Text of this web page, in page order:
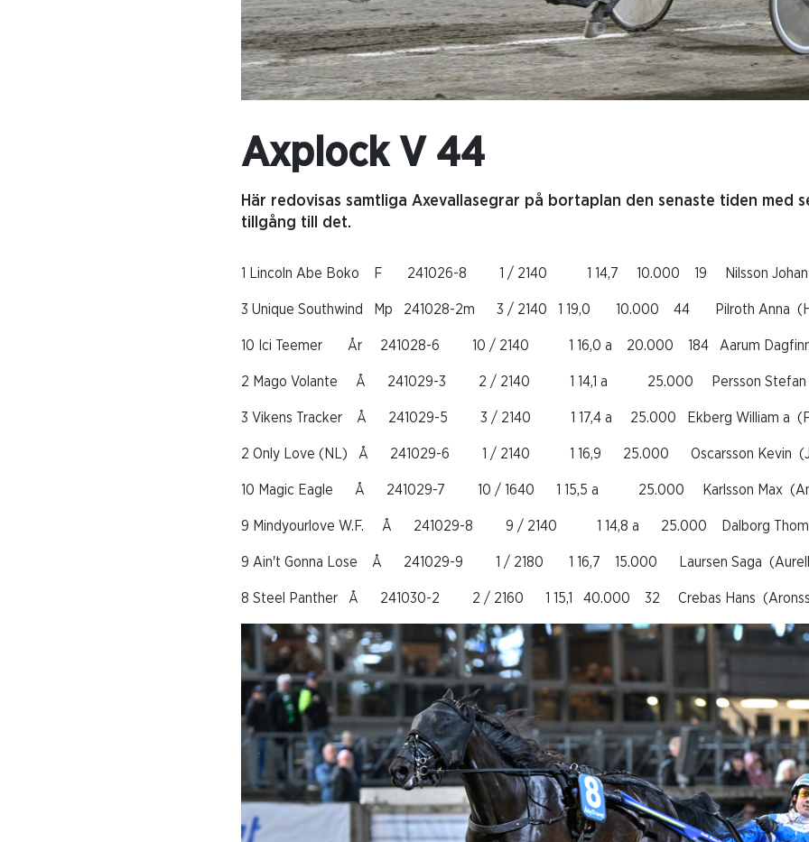
Axplock V 44
Här redovisas samtliga Axevallasegrar på bortaplan den senaste tiden med
tillgång till det.
1 Lincoln Abe Boko F 241026-8 1 / 2140 1 14,7 10.000 19 Nilsson Johan A
3 Unique Southwind Mp 241028-2m 3 / 2140 1 19,0 10.000 44 Pilroth Anna
10 Ici Teemer År 241028-6 10 / 2140 1 16,0 a 20.000 184 Aarum Dagfinn
2 Mago Volante Å 241029-3 2 / 2140 1 14,1 a 25.000 Persson Stefan
3 Vikens Tracker Å 241029-5 3 / 2140 1 17,4 a 25.000 Ekberg William a
2 Only Love (NL) Å 241029-6 1 / 2140 1 16,9 25.000 Oscarsson Kevin
10 Magic Eagle Å 241029-7 10 / 1640 1 15,5 a 25.000 Karlsson Max
9 Mindyourlove W.F. Å 241029-8 9 / 2140 1 14,8 a 25.000 Dalborg
9 Ain't Gonna Lose Å 241029-9 1 / 2180 1 16,7 15.000 Laursen Saga (Aurell
8 Steel Panther Å 241030-2 2 / 2160 1 15,1 40.000 32 Crebas Hans